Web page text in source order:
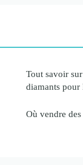
Tout savoir
diamants pour
Où vendre